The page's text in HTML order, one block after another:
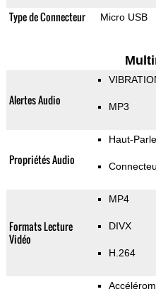
Type de Connecteur Micro USB
Alertes Audio MP3
Propriétés Audio
Haut-
Formats Lecture
Vidéo
MP4
DIVX
H.264